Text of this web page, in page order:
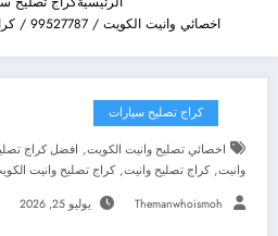
اخصائي وانيت الكويت / 99527787 / كراج تصليح سيارات وانيت
كراج تصليح سيارات
اخصائي تصليح وانيت الكويت, افضل كراج
وانيت,كراج تصليح وانيت,كراج تصليح وانيت
Themanwhoismoh يوليو 25, 2026